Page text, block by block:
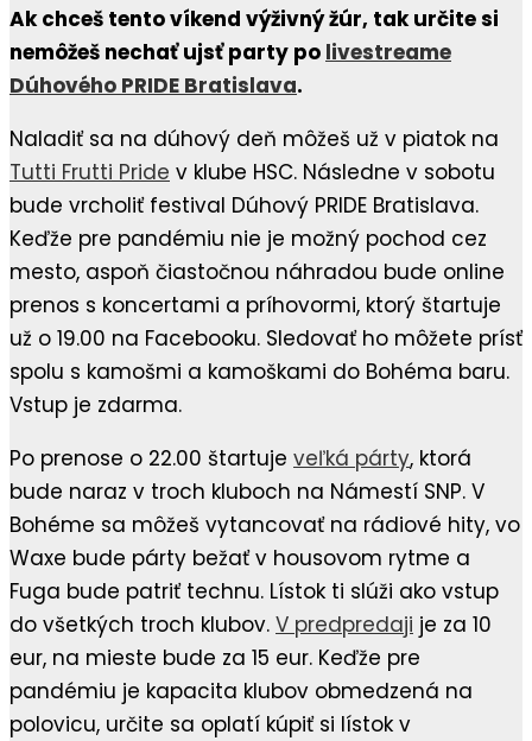
Ak chceš tento víkend výživný žúr, tak určite si
nemôžeš nechať ujsť party po livestreame
Dúhového PRIDE Bratislava.
Naladiť sa na dúhový deň môžeš už v piatok na
Tutti Frutti Pride v klube HSC. Následne v sobotu
bude vrcholiť festival Dúhový PRIDE Bratislava.
Keďže pre pandémiu nie je možný pochod cez
mesto, aspoň čiastočnou náhradou bude online
prenos s koncertami a príhovormi, ktorý štartuje
už o 19.00 na Facebooku. Sledovať ho môžete prísť
spolu s kamošmi a kamoškami do Bohéma baru.
Vstup je zdarma.
Po prenose o 22.00 štartuje veľká párty, ktorá
bude naraz v troch kluboch na Námestí SNP. V
Bohéme sa môžeš vytancovať na rádiové hity, vo
Waxe bude párty bežať v housovom rytme a
Fuga bude patriť technu. Lístok ti slúži ako vstup
do všetkých troch klubov. V predpredaji je za 10
eur, na mieste bude za 15 eur. Keďže pre
pandémiu je kapacita klubov obmedzená na
polovicu, určite sa oplatí kúpiť si lístok v